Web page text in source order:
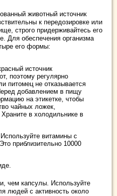
животный источник
к передозировке или
строго придерживайтесь его
Для обеспечения организма
его формы:
источник
поэтому регулярно
питомец не отказывается
добавлением в пищу
на этикетке, чтобы
чайных ложек,
в холодильнике в
витамины с
приблизительно 10000
чем капсулы. Используйте
людей с активность около